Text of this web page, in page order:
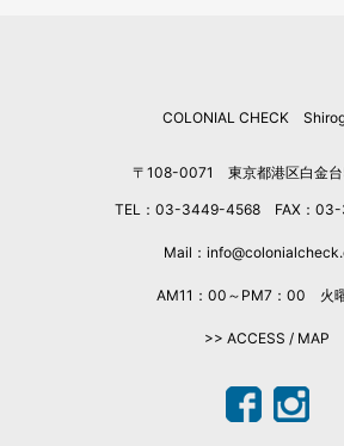
COLONIAL CHECK
〒108-0071 東京都港区白金
TEL：03-3449-4568 FAX：
Mail：
AM11：00～PM7：00 火
>> ACCESS / MAP